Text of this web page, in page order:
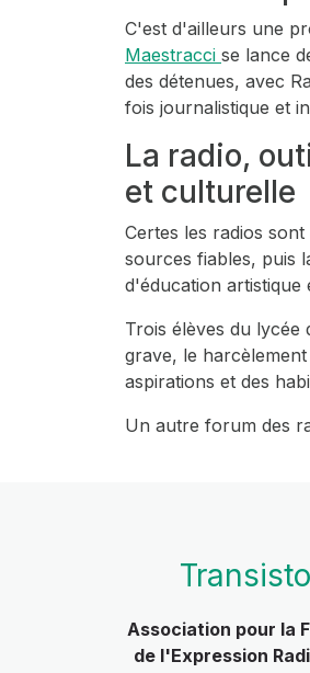
C'est d'ailleurs une
Maestracci se lance
des détenues, avec
fois journalistique et
La radio,
et culturelle
Certes les radios
sources fiables, puis
d'éducation
Trois élèves du lycée
grave, le
aspirations et des
Un autre forum des
Association pour la
de l'Expression